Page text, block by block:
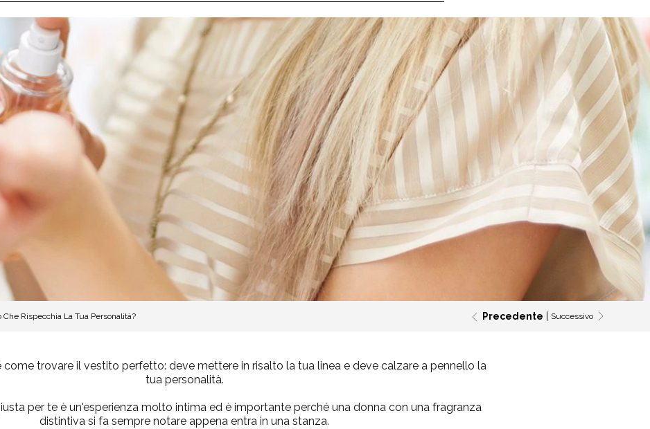
Rispecchia La Tua Personalità? Precedente Successivo
trovare il vestito perfetto: deve mettere in risalto la tua linea e deve calzare a pennello la
tua personalità.
per te è un'esperienza molto intima ed è importante perché una donna con una fragranza
distintiva si fa sempre notare appena entra in una stanza.